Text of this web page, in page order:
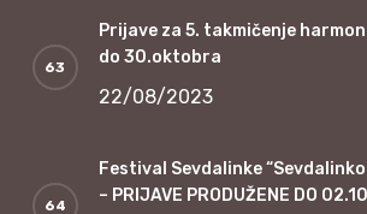
Prijave za 5. takmičenje
do 30.oktobra
22/08/2023
Festival Sevdalinke
– PRIJAVE PRODUŽENE DO